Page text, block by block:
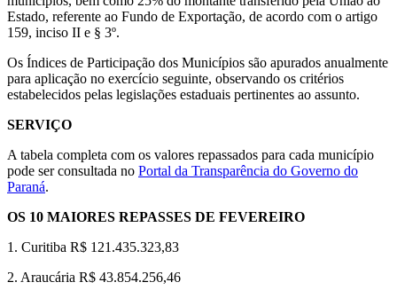
Estado, referente ao Fundo de Exportação, de acordo com o artigo
159, inciso II e § 3º.
Os Índices de Participação dos Municípios são apurados anualmente
para aplicação no exercício seguinte, observando os critérios
estabelecidos pelas legislações estaduais pertinentes ao assunto.
SERVIÇO
A tabela completa com os valores repassados para cada município
pode ser consultada no Portal da Transparência do Governo do
Paraná.
OS 10 MAIORES REPASSES DE FEVEREIRO
1. Curitiba R$ 121.435.323,83
2. Araucária R$ 43.854.256,46